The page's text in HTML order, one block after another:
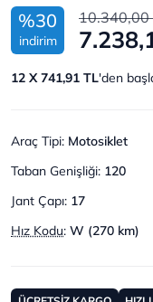
%30
indirim
10.340,00
12 X 741,91 TL'den
Araç Tipi: Motosiklet
Taban Genişliği: 120
Jant Çapı: 17
Hız Kodu: W (270 km)